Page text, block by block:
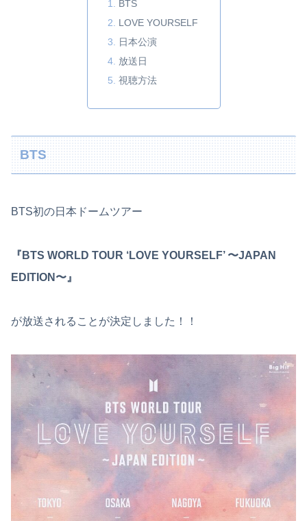
BTS
LOVE YOURSELF
日本公演
放送日
視聴方法
BTS
BTS初の日本ドームツアー
『BTS WORLD TOUR ‘LOVE YOURSELF’ 〜JAPAN
EDITION〜』
が放送されることが決定しました！！